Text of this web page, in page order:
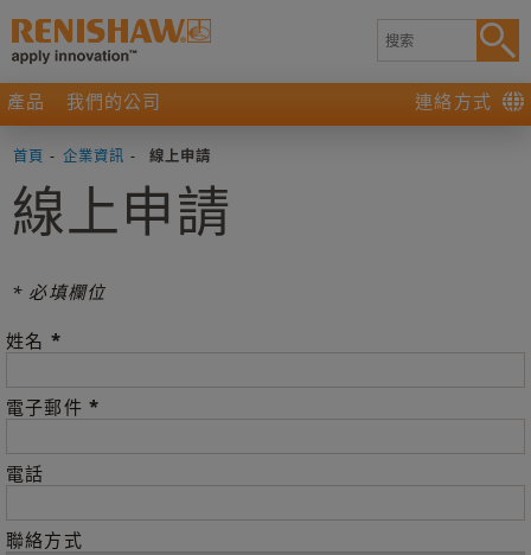
產品 我們的公司 連絡方式
首頁 - 企業資訊 - 線上申請
線上申請
* 必填欄位
姓名 *
電子郵件 *
電話
聯絡方式